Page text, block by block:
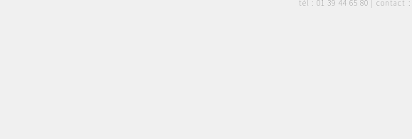
tél : 01 39 44 65 80 | contact :